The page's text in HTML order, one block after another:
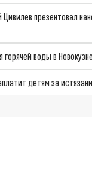
презентовал
воды в
детям за